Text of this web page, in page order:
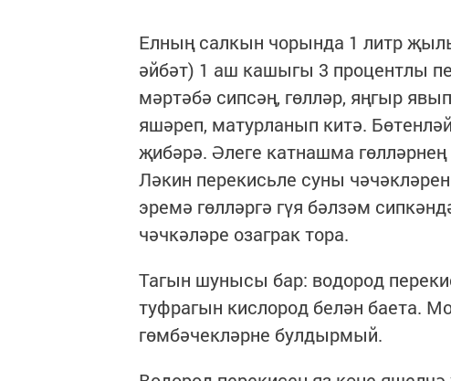
Елның салкын чорында 1 литр
әйбәт) 1 аш кашыгы 3 процентлы
мәртәбә сипсәң, гөлләр, яңгыр
яшәреп, матурланып китә.
җибәрә. Әлеге катнашма
Ләкин перекисьле суны
эремә гөлләргә гүя бәлзәм
чәчкәләре озаграк тора.
Тагын шунысы бар: водород
туфрагын кислород белән баета.
гөмбәчекләрне булдырмый.